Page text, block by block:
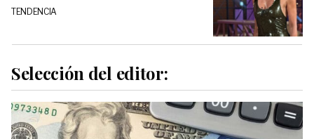
TENDENCIA
Selección del editor: